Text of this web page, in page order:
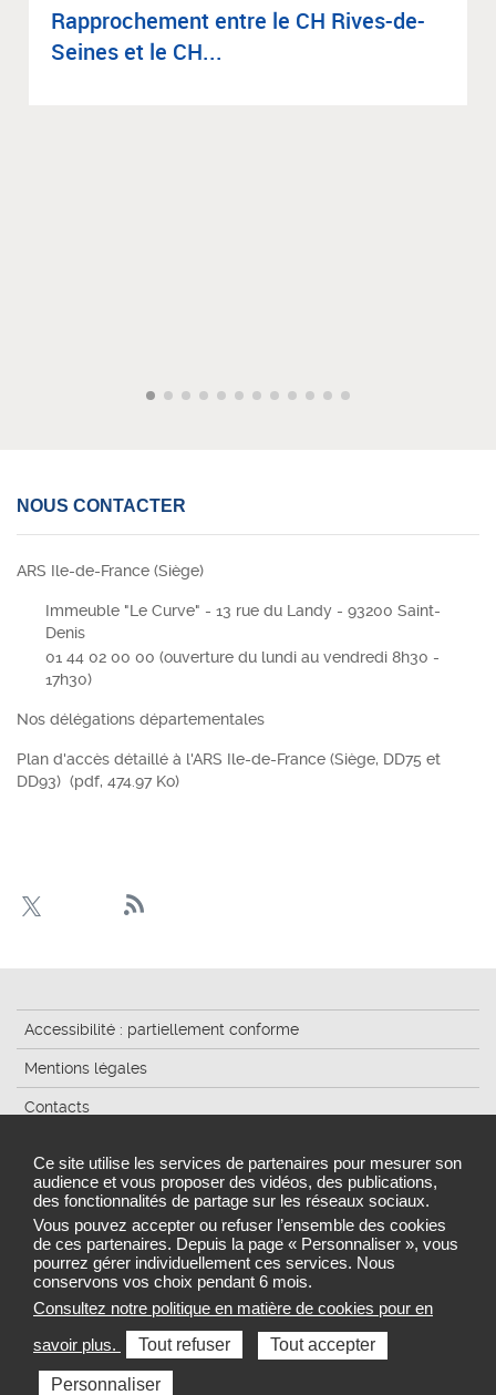
Ce site utilise les services de partenaires pour mesurer son
audience et vous proposer des vidéos, des publications,
des fonctionnalités de partage sur les réseaux sociaux.
Vous pouvez accepter ou refuser l’ensemble des cookies
de ces partenaires. Depuis la page « Personnaliser », vous
pourrez gérer individuellement ces services. Nous
conservons vos choix pendant 6 mois.
Consultez notre politique en matière de cookies pour en
savoir plus.
Tout refuser Tout accepter
Personnaliser
Rap­pro­che­ment entre le CH Rives-de-
Seines et le CH...
NOUS CONTACTER
ARS Ile-de-France (Siège)
Immeuble "Le Curve" - 13 rue du Landy - 93200 Saint-
Denis
01 44 02 00 00 (ouverture du lundi au vendredi 8h30 -
17h30)
Nos délégations départementales
Plan d'accès détaillé à l'ARS Ile-de-France (Siège, DD75 et
DD93) (pdf, 474.97 Ko)
Accessibilité : partiellement conforme
Mentions légales
Contacts
Traitement de données
Gestion des cookies
Sélectionnez une région pour accéder au site de votre
Agence régionale de santé